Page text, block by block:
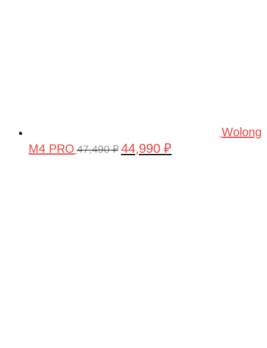
Wolong
M4 PRO 47,490₽ Первоначальная
44,990 ₽